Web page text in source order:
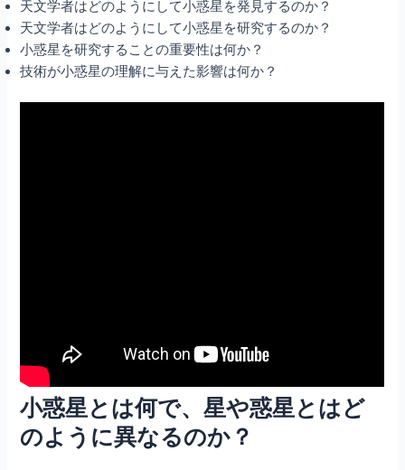
天文学者はどのようにして小惑星を発見するのか？
天文学者はどのようにして小惑星を研究するのか？
小惑星を研究することの重要性は何か？
技術が小惑星の理解に与えた影響は何か？
小惑星とは何で、星や惑星とはど
のように異なるのか？